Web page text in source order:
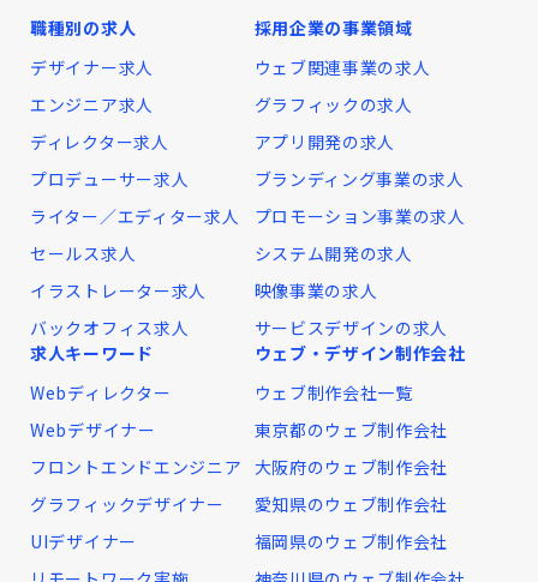
職種別の求人
デザイナー求人
エンジニア求人
ディレクター求人
プロデューサー求人
ライター／エディター求人
セールス求人
イラストレーター求人
バックオフィス求人
採用企業の事業領域
ウェブ関連事業の求人
グラフィックの求人
アプリ開発の求人
ブランディング事業の求人
プロモーション事業の求人
システム開発の求人
映像事業の求人
サービスデザインの求人
求人キーワード
Webディレクター
Webデザイナー
フロントエンドエンジニア
グラフィックデザイナー
UIデザイナー
ウェブ・デザイン制作会社
ウェブ制作会社一覧
東京都のウェブ制作会社
大阪府のウェブ制作会社
愛知県のウェブ制作会社
福岡県のウェブ制作会社